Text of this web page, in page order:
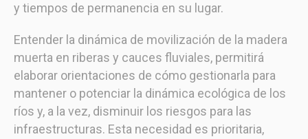
y tiempos de permanencia en su lugar.
Entender la dinámica de movilización de la madera
muerta en riberas y cauces fluviales, permitirá
elaborar orientaciones de cómo gestionarla para
mantener o potenciar la dinámica ecológica de los
ríos y, a la vez, disminuir los riesgos para las
infraestructuras. Esta necesidad es prioritaria,